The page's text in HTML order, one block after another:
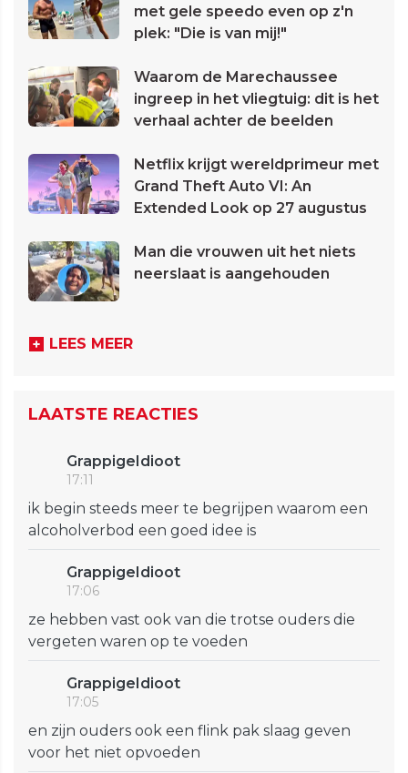
met gele speedo even op z'n
plek: "Die is van mij!"
Waarom de Marechaussee
ingreep in het vliegtuig: dit is het
verhaal achter de beelden
Netflix krijgt wereldprimeur met
Grand Theft Auto VI: An
Extended Look op 27 augustus
Man die vrouwen uit het niets
neerslaat is aangehouden
LEES MEER
LAATSTE REACTIES
GrappigeIdioot
17:11
ik begin steeds meer te begrijpen waarom een
alcoholverbod een goed idee is
GrappigeIdioot
17:06
ze hebben vast ook van die trotse ouders die
vergeten waren op te voeden
GrappigeIdioot
17:05
en zijn ouders ook een flink pak slaag geven
voor het niet opvoeden